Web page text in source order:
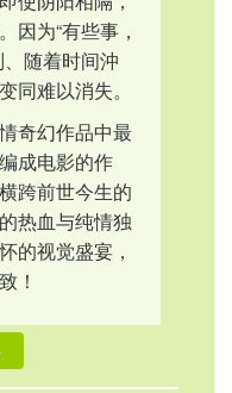
因为“有些事，
随着时间沖
同难以消失。
奇幻作品中最
成电影的作
跨前世今生的
热血与纯情独
的视觉盛宴，
！